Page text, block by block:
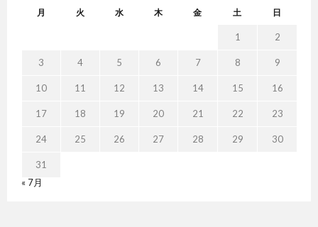
月 火 水 木 金 土 日
1 2
3 4 5 6 7 8 9
10 11 12 13 14 15 16
17 18 19 20 21 22 23
24 25 26 27 28 29 30
31
« 7月